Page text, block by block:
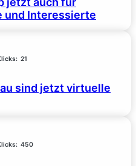
und Interessierte
21
sind jetzt virtuelle
450